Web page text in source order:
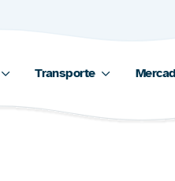
Transporte